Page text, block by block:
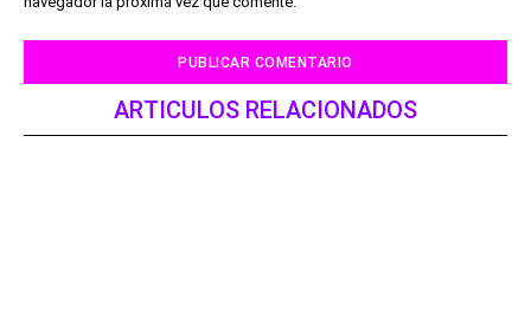
ARTICULOS RELACIONADOS